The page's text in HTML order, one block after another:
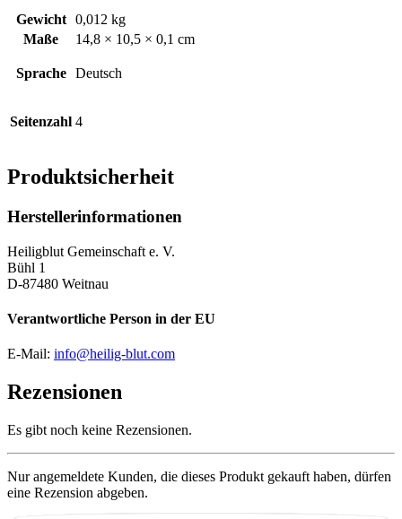
Gewicht
0,012 kg
Maße
14,8 × 10,5 × 0,1 cm
Sprache Deutsch
Seitenzahl 4
Produktsicherheit
Herstellerinformationen
Heiligblut Gemeinschaft e. V.
Bühl 1
D-87480 Weitnau
Verantwortliche Person in der EU
E-Mail: info@heilig-blut.com
Rezensionen
Es gibt noch keine Rezensionen.
Nur angemeldete Kunden, die dieses Produkt gekauft haben, dürfen
eine Rezension abgeben.